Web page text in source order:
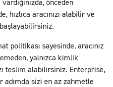
önceden
hızlıca aracınızı alabilir ve
politikası sayesinde, aracınız
yalnızca kimlik
teslim alabilirsiniz. Enterprise,
adımda sizi en az zahmetle